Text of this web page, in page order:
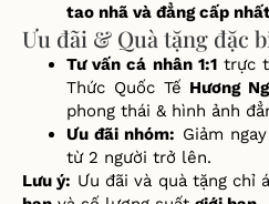
tao nhã và đẳng cấp
Ưu đãi & Quà tặng đặc
Tưvấn cá nhân 1:1trực
Thức Quốc Tế Hương
phong thái & hình ảnh đẳ
Ưuđãi nhóm: Giảm
từ2 người trở lên.
Lưu ý: Ưu đãi và quà tặng chỉ